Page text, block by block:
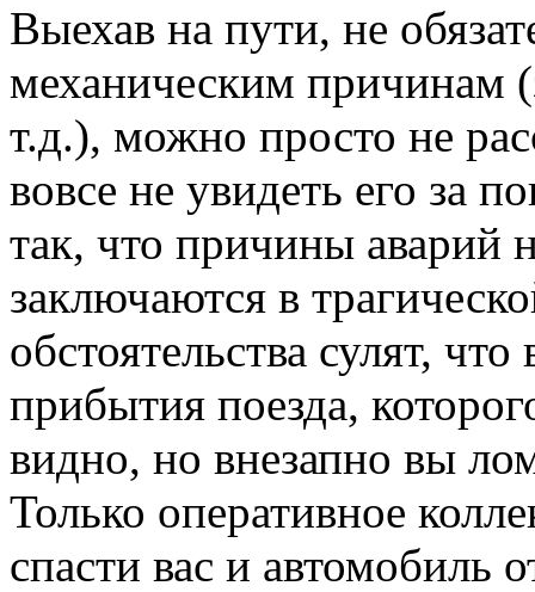
Выехав на пути, не
механическим причинам
т.д.), можно просто не
вовсе не увидеть его за
так, что причины аварий
заключаются в
обстоятельства сулят,
прибытия поезда,
видно, но внезапно вы
Только оперативное
спасти вас и автомобиль